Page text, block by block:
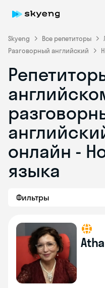
Skyeng Все репетиторы
Разговорный английский
онлайн -
языка
Фильтры
Skyeng Chat